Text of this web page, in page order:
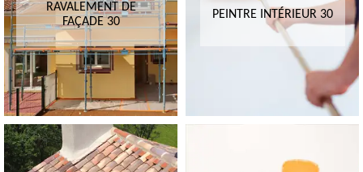
RAVALEMENT DE
FAÇADE 30
PEINTRE INTÉRIEUR 30